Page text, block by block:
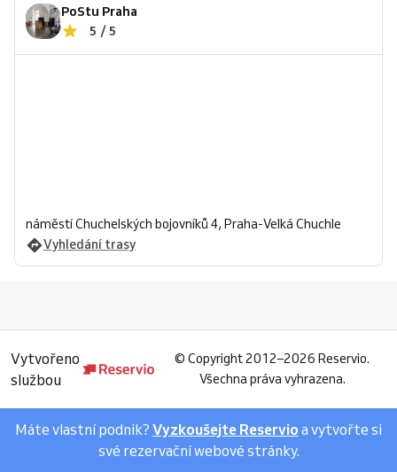
PoStu Praha
5 / 5
náměstí Chuchelských bojovníků 4, Praha-Velká Chuchle
Vyhledání trasy
Vytvořeno
službou
© Copyright 2012–2026 Reservio.
Všechna práva vyhrazena.
Máte vlastní podnik? Vyzkoušejte Reservio a vytvořte si
své rezervační webové stránky.